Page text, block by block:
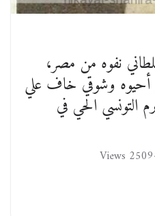
نفوه من مصر،
وشوقي خاف علي
التونسي الحي في
2509 Views